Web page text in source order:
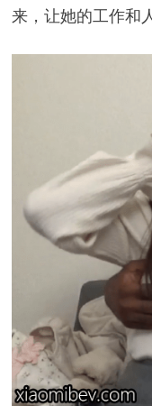
来，让她的工作和